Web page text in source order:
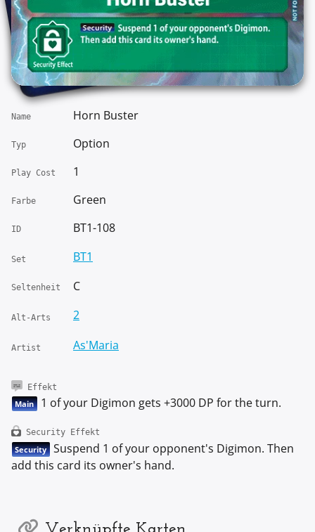
Name Horn Buster
Typ Option
Play Cost 1
Farbe Green
ID BT1-108
Set BT1
Seltenheit C
Alt-Arts 2
Artist As'Maria
Effekt
Main 1 of your Digimon gets +3000 DP for the turn.
Security Effekt
Security
Suspend 1 of your opponent's Digimon. Then
add this card its owner's hand.